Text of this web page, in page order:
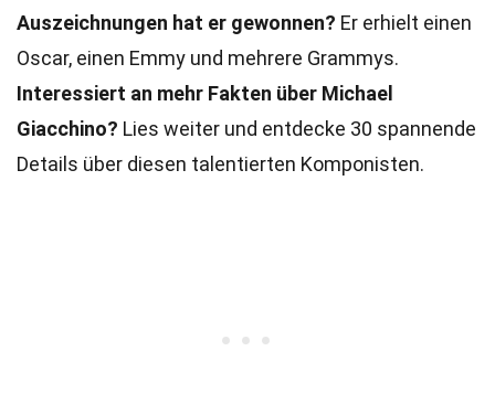
Auszeichnungen hat er gewonnen? Er erhielt einen
Oscar, einen Emmy und mehrere Grammys.
Interessiert an mehr Fakten über Michael
Giacchino? Lies weiter und entdecke 30 spannende
Details über diesen talentierten Komponisten.